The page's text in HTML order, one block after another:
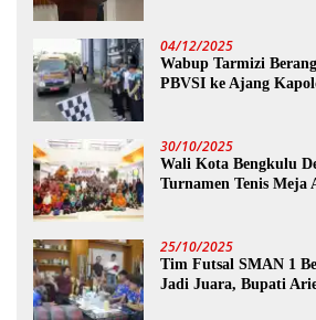
04/12/2025
Wabup Tarmizi
PBVSI ke Ajang
30/10/2025
Wali Kota Bengkulu
Turnamen Tenis Meja
25/10/2025
Tim Futsal SMAN 1
Jadi Juara, Bupati